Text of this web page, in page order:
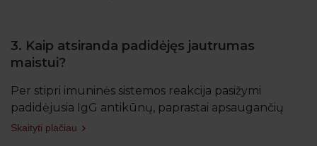
3. Kaip atsiranda padidėjęs jautrumas
maistui?
Per stipri imuninės sistemos reakcija pasižymi
padidėjusia IgG antikūnų, paprastai apsaugančių
organizmą nuo įsiveržėlių, gamyba. Esant pažeistam
Skaityti plačiau